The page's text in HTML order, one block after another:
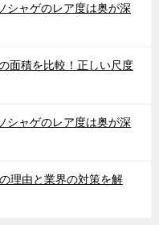
シャゲのレア度は奥が深
面積を比較！正しい尺度
シャゲのレア度は奥が深
理由と業界の対策を解